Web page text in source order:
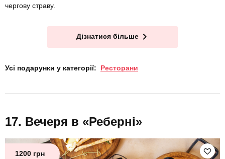
чергову страву.
Дізнатися більше
Усі подарунки у категорії: Ресторани
Вечеря в «Реберні»
1200 грн